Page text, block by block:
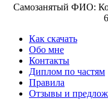
Самозанятый ФИО:
Как скачать
Обо мне
Контакты
Диплом по частям
Правила
Отзывы и